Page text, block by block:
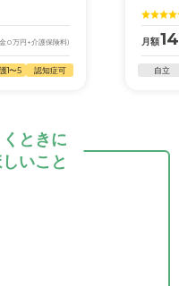
0万円 +介護保険料)
1〜5 認知症可
月額
自立
ときに
いこと